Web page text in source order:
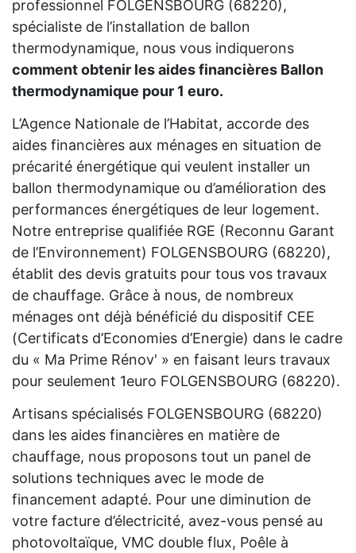
professionnel FOLGENSBOURG (68220),
spécialiste de l’installation de ballon
thermodynamique, nous vous indiquerons
comment obtenir les aides financières Ballon
thermodynamique pour 1 euro.
L’Agence Nationale de l’Habitat, accorde des
aides financières aux ménages en situation de
précarité énergétique qui veulent installer un
ballon thermodynamique ou d’amélioration des
performances énergétiques de leur logement.
Notre entreprise qualifiée RGE (Reconnu Garant
de l’Environnement) FOLGENSBOURG (68220),
établit des devis gratuits pour tous vos travaux
de chauffage. Grâce à nous, de nombreux
ménages ont déjà bénéficié du dispositif CEE
(Certificats d’Economies d’Energie) dans le cadre
du « Ma Prime Rénov' » en faisant leurs travaux
pour seulement 1euro FOLGENSBOURG (68220).
Artisans spécialisés FOLGENSBOURG (68220)
dans les aides financières en matière de
chauffage, nous proposons tout un panel de
solutions techniques avec le mode de
financement adapté. Pour une diminution de
votre facture d’électricité, avez-vous pensé au
photovoltaïque, VMC double flux, Poêle à